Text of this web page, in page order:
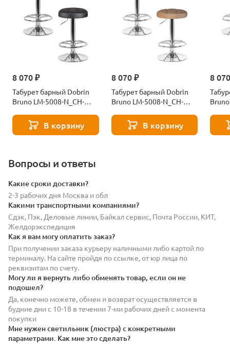
8 070 ₽
Табурет барный Dobrin
Bruno LM-5008-N_CH-
В корзину
8 070 ₽
Табурет барный Dobrin
Bruno LM-5008-N_CH-
В корзину
8
Вопросы и ответы
Какие сроки доставки?
2-3 рабочих дня Москва и обл
Какими транспортными компаниями?
Сдэк, Пэк, Деловые линии, Байкал сервис, Почта России, КИТ,
Желдорэкспедиция
Как я вам могу оплатить заказ?
При получении заказа курьеру наличными либо картой по
терминалу. На сайте пройдя по ссылке, от юр лица по
реквизитам по счету.
Могу ли я вернуть либо обменять товар, если он не
подошел?
Да, конечно можете, обмен и возврат осуществляется в
будние дни с 10-18 в течении 7-ми рабочих дней с момента
покупки
Мне нужен светильник (люстра) с конкретными
параметрами. Как мне это сделать?